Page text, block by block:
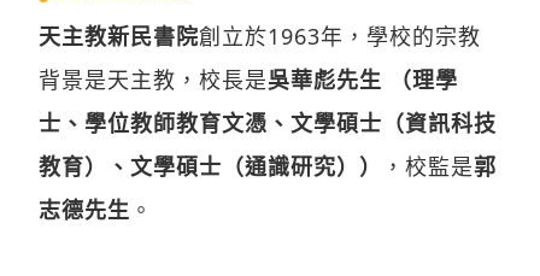
天主教新民書院創立於1963年，學校的宗教
背景是天主教，校長是吳華彪先生 （理學
士、學位教師教育文憑、文學碩士（資訊科技
教育）、文學碩士（通識研究））
，校監是郭
志德先生 。